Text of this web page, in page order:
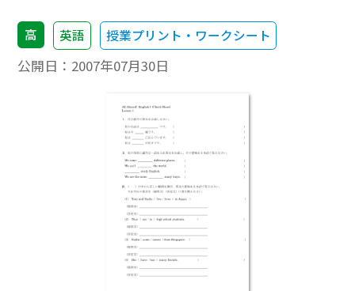
高 英語 授業プリント・ワークシート
公開日： 2007年07月30日